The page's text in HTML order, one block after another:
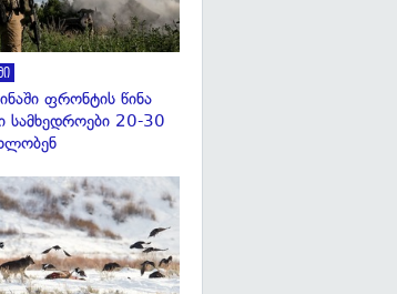
ფრონტის წინა
სამხედროები 20-30